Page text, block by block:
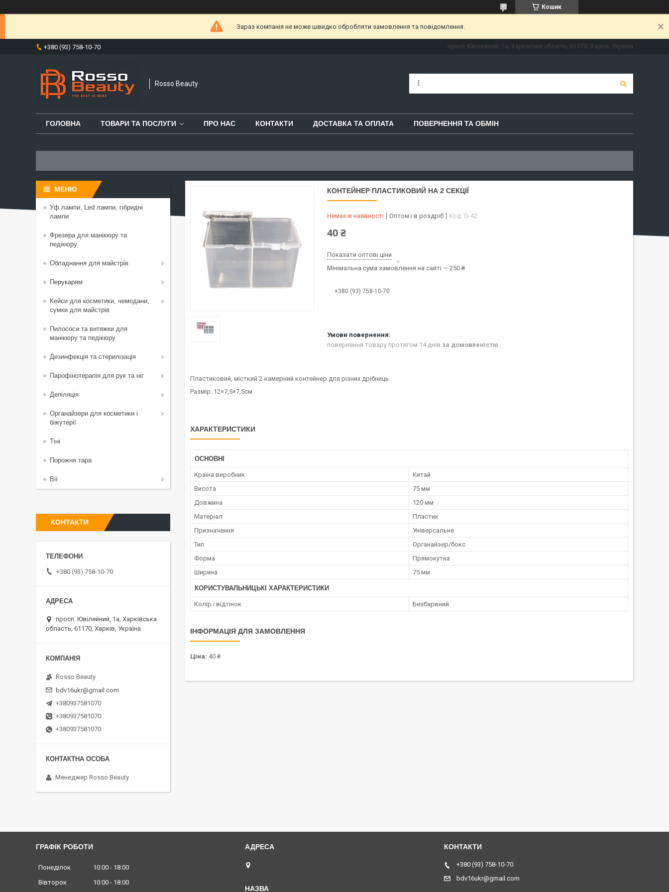
Кошик
Зараз компанія не може швидко обробляти замовлення та повідомлення.
+380 (93) 758-10-70 просп. Ювілейний, 1а, Харківська область, 61170, Харків, Україна
Rosso Beauty
ГОЛОВНА ТОВАРИ ТА ПОСЛУГИ ПРО НАС КОНТАКТИ ДОСТАВКА ТА ОПЛАТА ПОВЕРНЕННЯ ТА ОБМІН
КОНТЕЙНЕР ПЛАСТИКОВИЙ НА 2 СЕКЦІЇ
Немає в наявності Оптом і в роздріб Код: G-42
40 ₴
Показати оптові ціни
Мінімальна сума замовлення на сайті — 250 ₴
+380 (93) 758-10-70
повернення товару протягом 14 днів за домовленістю
Пластиковий, місткий 2-камерний контейнер для різних дрібниць.
Размір: 12×7,5×7,5см
ХАРАКТЕРИСТИКИ
ОСНОВНІ
Країна виробник
Китай
Висота
75 мм
Довжина
120 мм
Матеріал
Пластик
Призначення
Універсальне
Тип
Органайзер/бокс
Форма
Прямокутна
Ширина
75 мм
КОРИСТУВАЛЬНИЦЬКІ ХАРАКТЕРИСТИКИ
Колір і відтінок Безбарвний
ІНФОРМАЦІЯ ДЛЯ ЗАМОВЛЕННЯ
Ціна: 40 ₴
Уф лампи, Led лампи, гібридні
лампи
Фрезера для манікюру та
педікюру
Обладнання для майстрів
Перукарям
Кейси для косметики, чемодани,
сумки для майстрів
Пилососи та витяжки для
манікюру та педікюру
Дезинфекція та стерилізація
Парофінотерапія для рук та ніг
Депіляція
Органайзери для косметики і
біжутерії
Тіні
Порожня тара
Вії
КОНТАКТИ
+380 (93) 758-10-70
просп. Ювілейний, 1а, Харківська
область, 61170, Харків, Україна
Rosso Beauty
bdv16ukr@gmail.com
+380937581070
+380937581070
+380937581070
Менеджер Rosso Beauty
ГРАФІК РОБОТИ
Понеділок 10:00
18:00
Вівторок
10:00 18:00
+380 (93) 758-10-70
bdv16ukr@gmail.com